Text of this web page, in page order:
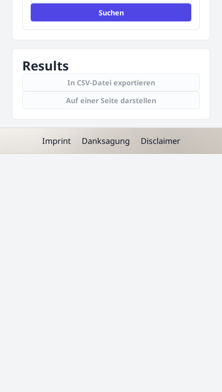
Suchen
Results
In CSV-Datei exportieren
Auf einer Seite darstellen
Imprint Danksagung Disclaimer